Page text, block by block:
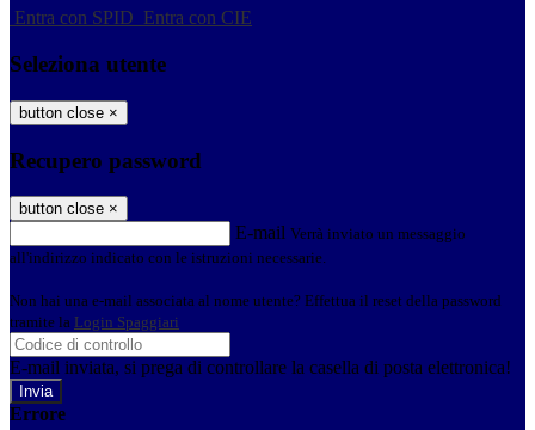
Entra con SPID Entra con CIE
Seleziona utente
button close ×
Recupero password
button close ×
E-mail Verrà inviato un messaggio
all'indirizzo indicato con le istruzioni necessarie.
Non hai una e-mail associata al nome utente? Effettua il reset della password
tramite la Login Spaggiari
E-mail inviata, si prega di controllare la casella di posta elettronica!
Errore